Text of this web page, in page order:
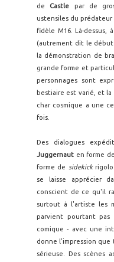
de Castle par de
ustensiles du prédateur
fidèle M16. Là-dessus,
(autrement dit le
la démonstration de
grande forme et
personnages sont
bestiaire est varié, et
char cosmique a une
fois.
Des dialogues
Juggernaut en forme de
forme de sidekickrigolo
se laisse apprécier
conscient de ce qu'il
surtout à l'artiste les
parvient pourtant
comique - avec une
donne l'impression
sérieuse. Des scènes